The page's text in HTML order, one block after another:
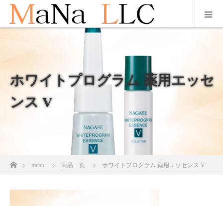
ホワイトプログラム 薬用エッセ
ンス V
menu 商品一覧 ホワイトプログラム 薬用エッセンス V